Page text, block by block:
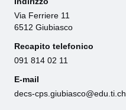
Via Ferriere 11
6512 Giubiasco
Recapito telefonico
091 814 02 11
E-mail
decs-cps.giubiasco@edu.ti.ch